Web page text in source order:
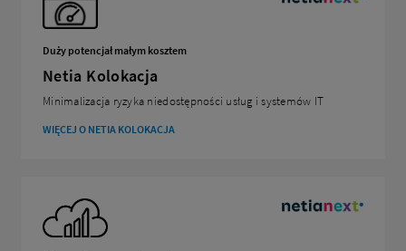
Duży potencjał małym kosztem
Netia Kolokacja
Minimalizacja ryzyka niedostępności usług i systemów IT
WIĘCEJ O NETIA KOLOKACJA